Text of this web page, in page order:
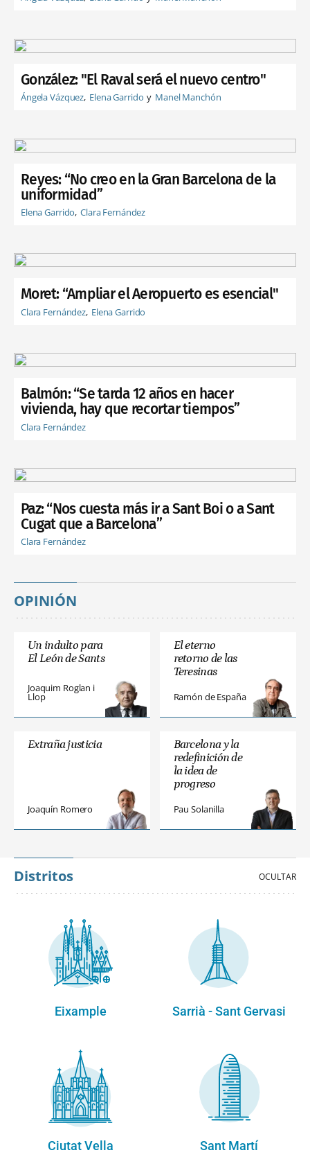
González: "El Raval será el nuevo centro"
Ángela Vázquez Elena Garrido Manel Manchón
Reyes: “No creo en la Gran Barcelona de la
uniformidad”
Elena Garrido Clara Fernández
Moret: “Ampliar el Aeropuerto es esencial"
Clara Fernández Elena Garrido
Balmón: “Se tarda 12 años en hacer
vivienda, hay que recortar tiempos”
Clara Fernández
Paz: “Nos cuesta más ir a Sant Boi o a Sant
Cugat que a Barcelona”
Clara Fernández
OPINIÓN
Un indulto para
El León de Sants
Joaquim Roglan i
Llop
El eterno
retorno de las
Teresinas
Ramón de España
Extraña justicia
Joaquín Romero
Barcelona y la
redefinición de
la idea de
progreso
Pau Solanilla
Distritos
Eixample Sarrià - Sant Gervasi
Ciutat Vella Sant Martí